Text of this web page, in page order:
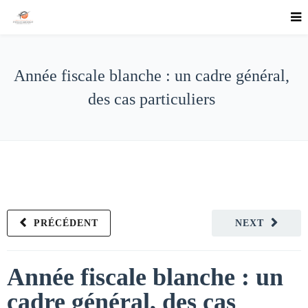
Année fiscale blanche : un cadre général,
des cas particuliers
NEXT
PRÉCÉDENT
Année fiscale blanche : un
cadre général, des cas